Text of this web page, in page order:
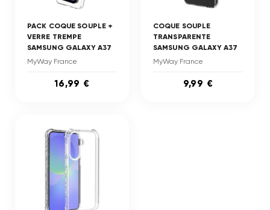
PACK COQUE SOUPLE +
VERRE TREMPE
SAMSUNG GALAXY A37
MyWay France
16,99 €
COQUE SOUPLE
TRANSPARENTE
SAMSUNG GALAXY A37
MyWay France
9,99 €